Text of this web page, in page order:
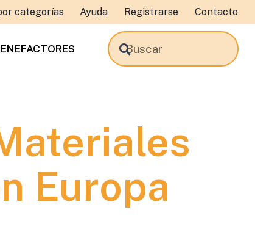
categorías Ayuda Registrarse Contacto
Europa